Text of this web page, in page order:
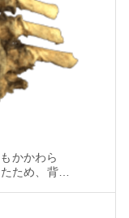
かかわら
ため、背骨